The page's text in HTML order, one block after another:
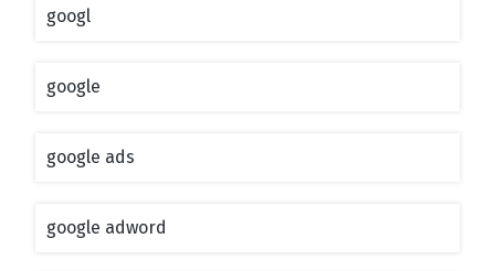
googl
google
google ads
google adword